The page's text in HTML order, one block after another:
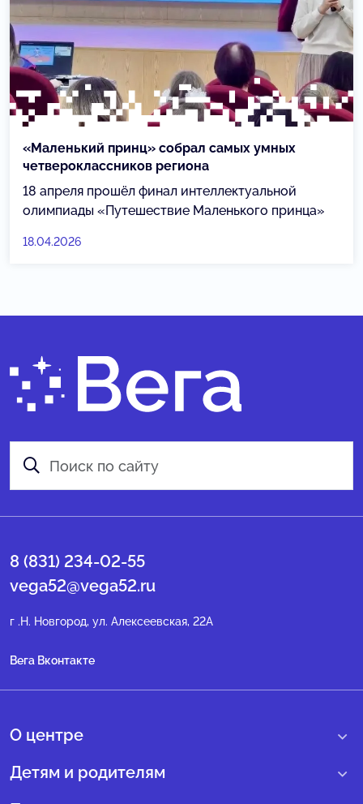
«Маленький принц» собрал самых умных
четвероклассников региона
18 апреля прошёл финал интеллектуальной
олимпиады «Путешествие Маленького принца»
18.04.2026
8 (831) 234-02-55
vega52@vega52.ru
г .Н. Новгород, ул. Алексеевская, 22А
Вега Вконтакте
О центре
О нас
Детям и родителям